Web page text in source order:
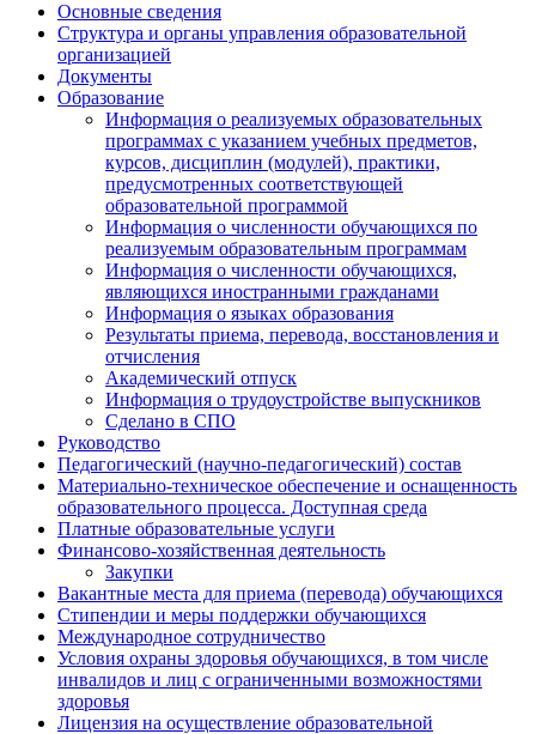
Основные сведения
Структура и органы управления образовательной
организацией
Документы
Образование
Информация о реализуемых образовательных
программах с указанием учебных предметов,
курсов, дисциплин (модулей), практики,
предусмотренных соответствующей
образовательной программой
Информация о численности обучающихся по
реализуемым образовательным программам
Информация о численности обучающихся,
являющихся иностранными гражданами
Информация о языках образования
Результаты приема, перевода, восстановления и
отчисления
Академический отпуск
Информация о трудоустройстве выпускников
Сделано в СПО
Руководство
Педагогический (научно-педагогический) состав
Материально-техническое обеспечение и оснащенность
образовательного процесса. Доступная среда
Платные образовательные услуги
Финансово-хозяйственная деятельность
Закупки
Вакантные места для приема (перевода) обучающихся
Стипендии и меры поддержки обучающихся
Международное сотрудничество
Условия охраны здоровья обучающихся, в том числе
инвалидов и лиц с ограниченными возможностями
здоровья
Лицензия на осуществление образовательной